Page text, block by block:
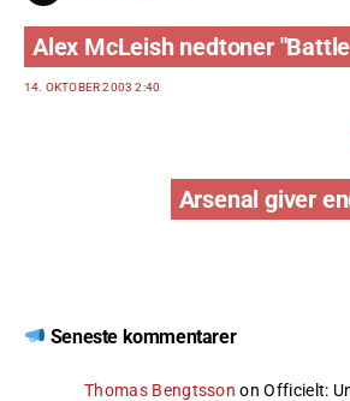
Alex McLeish nedtoner
14. OKTOBER 2003 2:40
Arsenal giver
Seneste kommentarer
Thomas Bengtsson onOfficielt: